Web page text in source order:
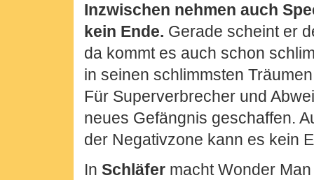
Inzwischen nehmen auch
kein Ende. Gerade scheint er
da kommt es auch schon
in seinen schlimmsten
Für Superverbrecher und
neues Gefängnis geschaffen.
der Negativzone kann es kein
In Schläfer macht Wonder